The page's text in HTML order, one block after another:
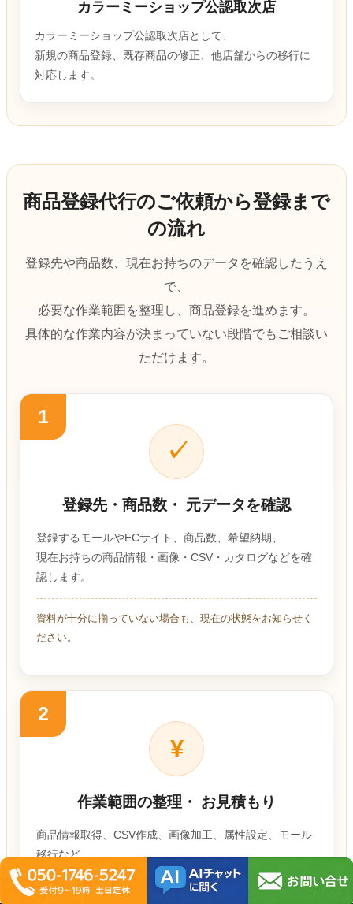
カラーミーショップ公認取次店
カラーミーショップ公認取次店として、
新規の商品登録、既存商品の修正、他店舗からの移行に
対応します。
商品登録代行のご依頼から登録まで
の流れ
登録先や商品数、現在お持ちのデータを確認したうえ
で、
必要な作業範囲を整理し、商品登録を進めます。
具体的な作業内容が決まっていない段階でもご相談い
ただけます。
1
✓
登録先・商品数・ 元データを確認
登録するモールやECサイト、商品数、希望納期、
現在お持ちの商品情報・画像・CSV・カタログなどを確
認します。
資料が十分に揃っていない場合も、現在の状態をお知らせく
ださい。
2
¥
作業範囲の整理・ お見積もり
商品情報取得、CSV作成、画像加工、属性設定、モール
移行など、
必要な作業を整理してお見積もりします。